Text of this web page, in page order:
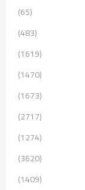
(65)
(483)
(1619)
(1470)
(1673)
(2717)
(1274)
(3620)
(1409)